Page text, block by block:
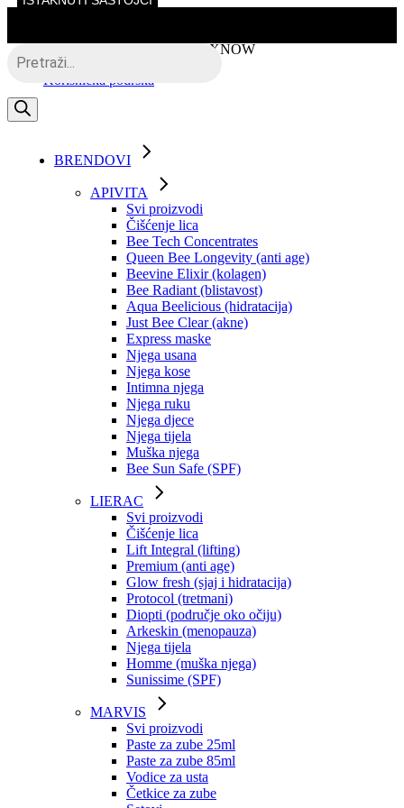
the
content
Besplatna dostava putem BOXNOW
Korisnička podrška
search
BRENDOVI
APIVITA
Svi proizvodi
Čišćenje lica
Bee Tech Concentrates
Queen Bee Longevity (anti age)
Beevine Elixir (kolagen)
Bee Radiant (blistavost)
Aqua Beelicious (hidratacija)
Just Bee Clear (akne)
Express maske
Njega usana
Njega kose
Intimna njega
Njega ruku
Njega djece
Njega tijela
Muška njega
Bee Sun Safe (SPF)
LIERAC
Svi proizvodi
Čišćenje lica
Lift Integral (lifting)
Premium (anti age)
Glow fresh (sjaj i hidratacija)
Protocol (tretmani)
Diopti (područje oko očiju)
Arkeskin (menopauza)
Njega tijela
Homme (muška njega)
Sunissime (SPF)
MARVIS
Svi proizvodi
Paste za zube 25ml
Paste za zube 85ml
Vodice za usta
Četkice za zube